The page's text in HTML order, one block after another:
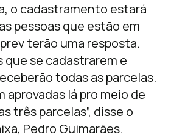
o cadastramento estará
pessoas que estão em
terão uma resposta.
que se cadastrarem e
todas as parcelas.
aprovadas lá pro meio de
três parcelas”, disse o
Pedro Guimarães.